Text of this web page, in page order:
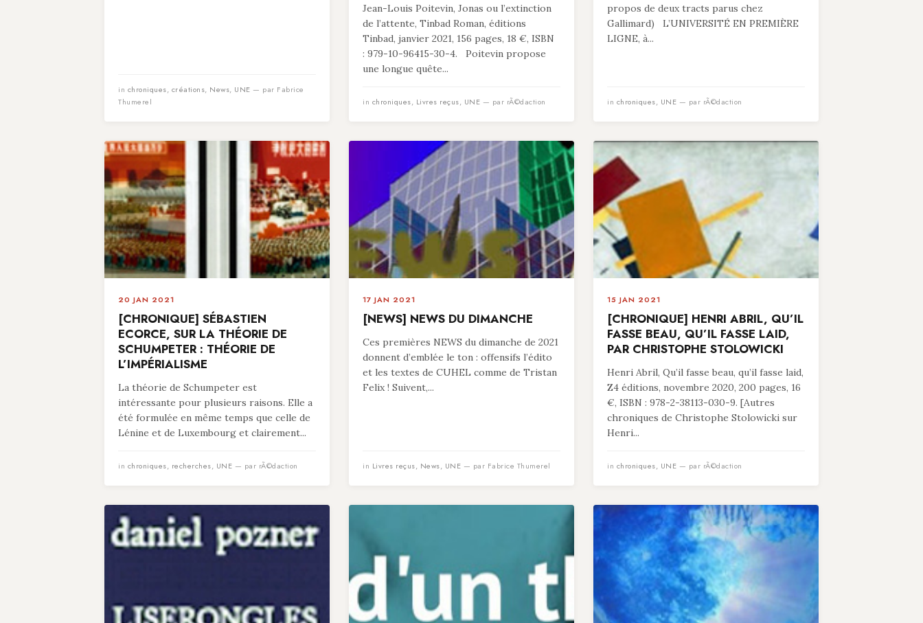
in chroniques, créations, News, UNE — par Fabrice
Thumerel
Jean-Louis Poitevin, Jonas ou l’extinction
de l’attente, Tinbad Roman, éditions
Tinbad, janvier 2021, 156 pages, 18 €, ISBN
: 979-10-96415-30-4. Poitevin propose
une longue quête...
in chroniques, Livres reçus, UNE — par rÃ©daction
propos de deux tracts parus chez
Gallimard) L’UNIVERSITÉ EN PREMIÈRE
LIGNE, à...
in chroniques, UNE — par rÃ©daction
20 JAN 2021
[CHRONIQUE] SÉBASTIEN
ECORCE, SUR LA THÉORIE DE
SCHUMPETER : THÉORIE DE
L’IMPÉRIALISME
La théorie de Schumpeter est
intéressante pour plusieurs raisons. Elle a
été formulée en même temps que celle de
Lénine et de Luxembourg et clairement...
in chroniques, recherches, UNE — par rÃ©daction
17 JAN 2021
[NEWS] NEWS DU DIMANCHE
Ces premières NEWS du dimanche de 2021
donnent d’emblée le ton : offensifs l’édito
et les textes de CUHEL comme de Tristan
Felix ! Suivent,...
in Livres reçus, News, UNE — par Fabrice Thumerel
15 JAN 2021
[CHRONIQUE] HENRI ABRIL, QU’IL
FASSE BEAU, QU’IL FASSE LAID,
PAR CHRISTOPHE STOLOWICKI
Henri Abril, Qu’il fasse beau, qu’il fasse laid,
Z4 éditions, novembre 2020, 200 pages, 16
€, ISBN : 978-2-38113-030-9. [Autres
chroniques de Christophe Stolowicki sur
Henri...
in chroniques, UNE — par rÃ©daction